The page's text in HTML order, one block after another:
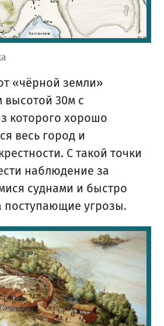
«чёрной земли»
высотой 30м с
которого хорошо
весь город и
С такой точки
наблюдение за
суднами и быстро
поступающие угрозы.